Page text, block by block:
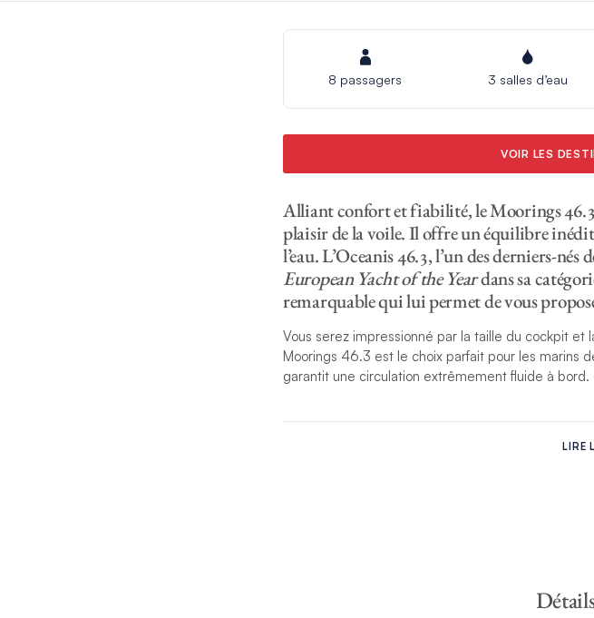
8 passagers 3 salles d’eau
VOIR LES
Alliant confort et fiabilité, le Moorings 46.3
plaisir de la voile. Il offre un équilibre inédit
l’eau. L’Oceanis 46.3, l’un des derniers-
European Yacht of the Yeardans sa
remarquable qui lui permet de vous
Vous serez impressionné par la taille du cockpit
Moorings 46.3 est le choix parfait pour les marins
garantit une circulation extrêmement fluide à bord.
L’intérieur est particulièrement lumineux grâce
est en chêne clair, ce qui renforce l’impression
Que ce soit les performances sous voiles ou le
LIRE